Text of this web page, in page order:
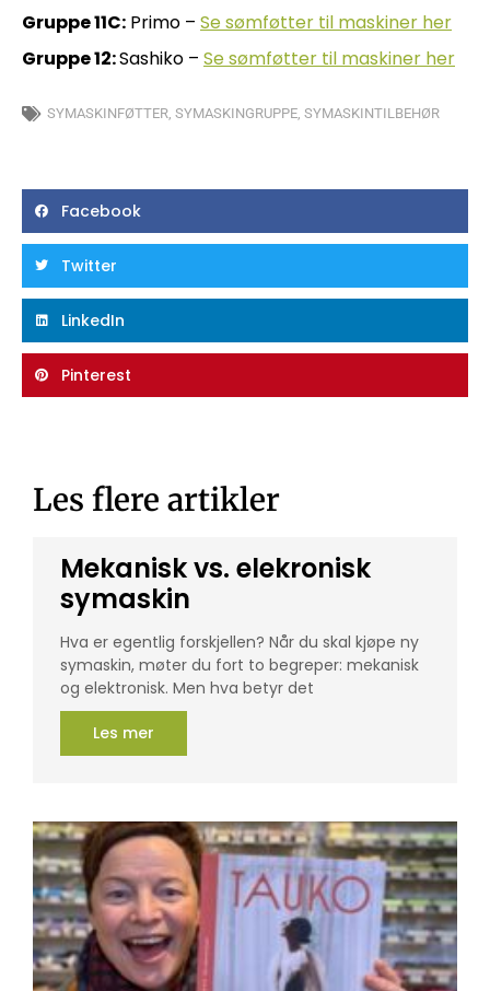
Gruppe 11C: Primo – Se sømføtter til maskiner her
Gruppe 12:Sashiko – Se sømføtter til maskiner her
SYMASKINFØTTER, SYMASKINGRUPPE, SYMASKINTILBEHØR
Facebook
Twitter
LinkedIn
Pinterest
Les flere artikler
Mekanisk vs. elekronisk
symaskin
Hva er egentlig forskjellen? Når du skal kjøpe ny
symaskin, møter du fort to begreper: mekanisk
og elektronisk. Men hva betyr det
Les mer